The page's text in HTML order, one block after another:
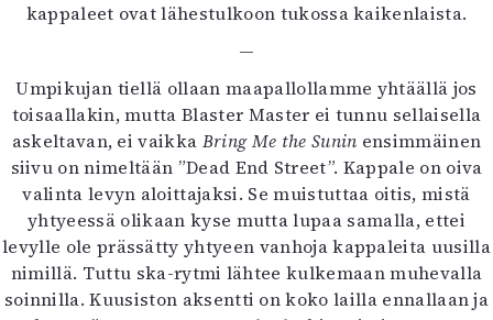
kappaleet ovat lähestulkoon tukossa kaikenlaista.
—
Umpikujan tiellä ollaan maapallollamme yhtäällä jos
toisaallakin, mutta Blaster Master ei tunnu sellaisella
askeltavan, ei vaikka Bring Me the Sunin ensimmäinen
siivu on nimeltään ”Dead End Street”. Kappale on oiva
valinta levyn aloittajaksi. Se muistuttaa oitis, mistä
yhtyeessä olikaan kyse mutta lupaa samalla, ettei
levylle ole prässätty yhtyeen vanhoja kappaleita uusilla
nimillä. Tuttu ska-rytmi lähtee kulkemaan muhevalla
soinnilla. Kuusiston aksentti on koko lailla ennallaan ja